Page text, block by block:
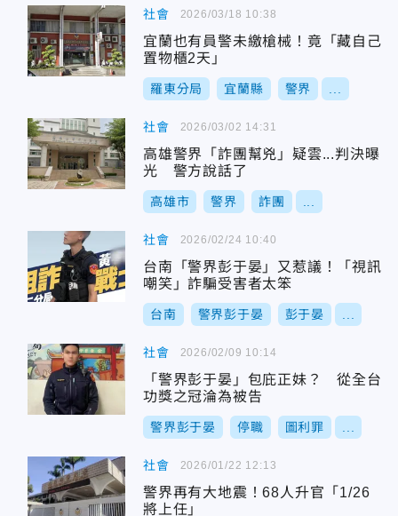
社會
宜蘭也有員警未繳槍械！竟「藏自己
置物櫃2天」
羅東分局 宜蘭縣 警界
2026/03/18 10:38
社會
高雄警界「詐團幫兇」疑雲...判決曝
光 警方說話了
高雄市 警界 詐團
2026/03/02 14:31
社會
台南「警界彭于晏」又惹議！「視訊
嘲笑」詐騙受害者太笨
台南 警界彭于晏 彭于晏
2026/02/24 10:40
社會
「警界彭于晏」包庇正妹？ 從全台
功獎之冠淪為被告
警界彭于晏 停職 圖利罪
2026/02/09 10:14
社會
警界再有大地震！68人升官「1/26
將上任」
2026/01/22 12:13